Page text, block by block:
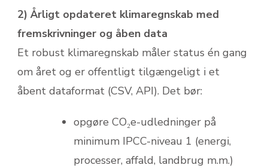
2) Årligt opdateret klimaregnskab med
fremskrivninger og åben data
Et robust klimaregnskab måler status én gang
om året og er offentligt tilgængeligt i et
åbent dataformat (CSV, API). Det bør:
opgøre CO₂e-udledninger på
minimum IPCC-niveau 1 (energi,
processer, affald, landbrug m.m.)